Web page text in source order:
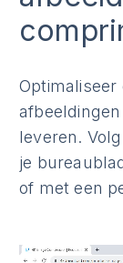
Optimaliseer
leveren.
je
of met een